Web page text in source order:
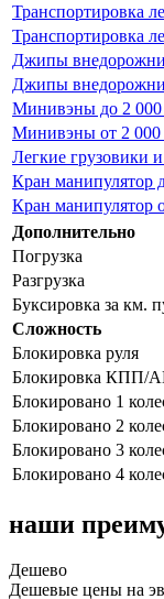
Транспортировка
Транспортировка
Джипы
Джипы
Минивэны до 2 000
Минивэны от 2 000
Легкие грузовики
Кран манипулятор
Кран манипулятор
Дополнительно
Погрузка
Разгрузка
Буксировка за км.
Сложность
Блокировка руля
Блокировка КПП/
Блокировано 1
Блокировано 2
Блокировано 3
Блокировано 4
наши
Дешево
Дешевые цены на